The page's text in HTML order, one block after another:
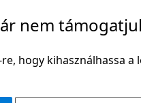
nem
hogy kihasználhassa